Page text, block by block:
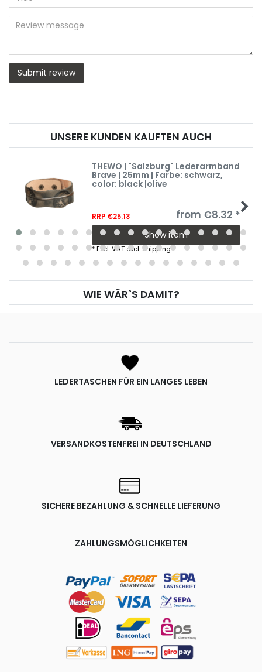
star
star
star
rating
star
rating
star
rating
(optional)
Title
Review
message
Submit review
UNSERE KUNDEN KAUFTEN AUCH
THEWO | "Salzburg" Lederarmband
Brave | 25mm | Farbe: schwarz,
color: black |olive
RRP €25.13 from €8.32 *
Show item
*Excl. VAT excl.Shipping
WIE WÄR`S DAMIT?
LEDERTASCHEN FÜR EIN LANGES LEBEN
VERSANDKOSTENFREI IN DEUTSCHLAND
SICHERE BEZAHLUNG & SCHNELLE LIEFERUNG
ZAHLUNGSMÖGLICHKEITEN